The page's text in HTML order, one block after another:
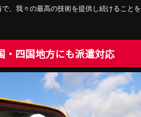
、我々の最高の技術を提供し続けることを
・四国地方にも派遣対応